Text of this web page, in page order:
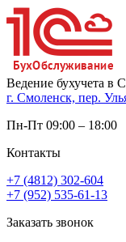
Ведение бухучета в
г. Смоленск, пер.
Пн-Пт 09:00 – 18:00
Контакты
+7 (4812) 302-604
+7 (952) 535-61-13
Заказать звонок